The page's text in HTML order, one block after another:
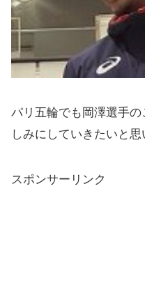
パリ五輪でも岡澤選手
しみにしていきたいと思
スポンサーリンク